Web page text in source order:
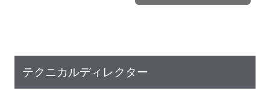
テクニカルディレクター